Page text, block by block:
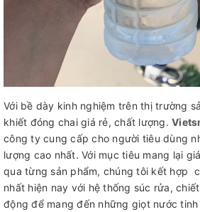
Với bề dày kinh nghiệm trên thị trường
khiết đóng chai giá rẻ, chất lượng.
công ty cung cấp cho người tiêu dùng
lượng cao nhất. Với mục tiêu mang lại
qua từng sản phẩm, chúng tôi kết hợp
nhất hiện nay với hệ thống súc rửa,
động để mang đến những giọt nước